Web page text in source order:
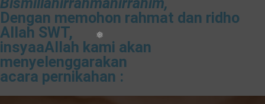
Dengan memohon rahmat dan ridho
Allah SWT,
insyaaAllah kami akan
menyelenggarakan
acara pernikahan :